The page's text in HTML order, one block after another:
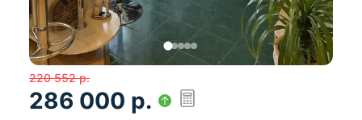
220 552 р.
286 000 р.